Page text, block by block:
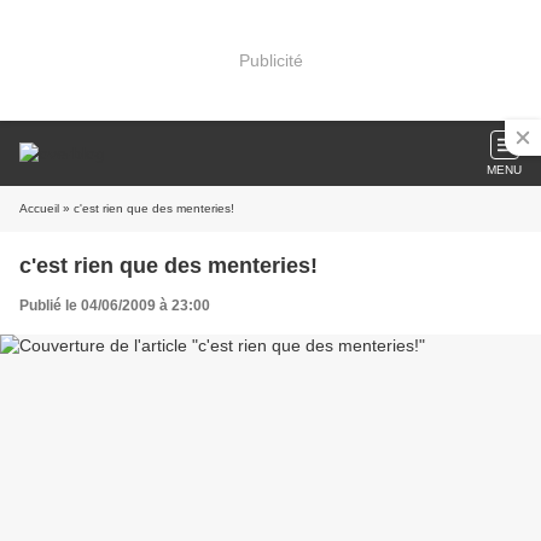
Publicité
MENU
Accueil » c'est rien que des menteries!
c'est rien que des menteries!
Publié le 04/06/2009 à 23:00